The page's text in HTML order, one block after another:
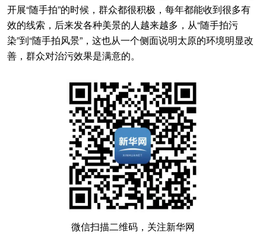
开展“随手拍”的时候，群众都很积极，每年都能收到很多有
效的线索，后来发各种美景的人越来越多，从“随手拍污
染”到“随手拍风景”，这也从一个侧面说明太原的环境明显改
善，群众对治污效果是满意的。
微信扫描二维码，关注新华网